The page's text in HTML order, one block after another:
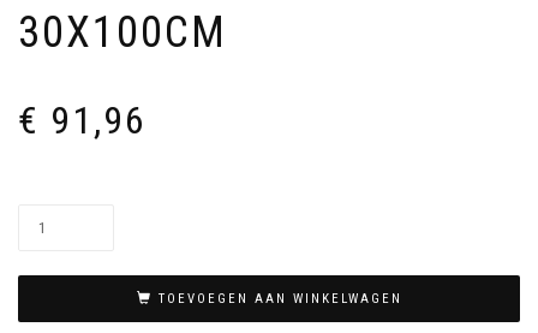
30X100CM
€ 91,96
TOEVOEGEN AAN WINKELWAGEN